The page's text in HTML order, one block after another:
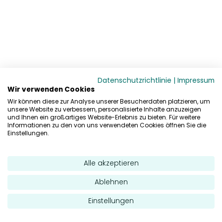
Datenschutzrichtlinie | Impressum
Wir verwenden Cookies
Wir können diese zur Analyse unserer Besucherdaten platzieren, um
unsere Website zu verbessern, personalisierte Inhalte anzuzeigen
und Ihnen ein großartiges Website-Erlebnis zu bieten. Für weitere
Informationen zu den von uns verwendeten Cookies öffnen Sie die
Einstellungen.
Alle akzeptieren
Ablehnen
Einstellungen